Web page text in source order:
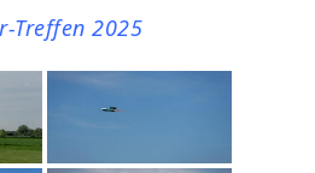
Treffen 2025